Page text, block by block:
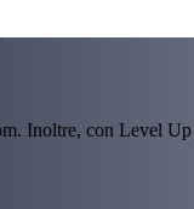
Inoltre, con Level